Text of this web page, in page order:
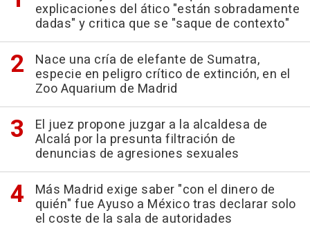
explicaciones del ático "están sobradamente
dadas" y critica que se "saque de contexto"
Nace una cría de elefante de Sumatra,
especie en peligro crítico de extinción, en el
Zoo Aquarium de Madrid
El juez propone juzgar a la alcaldesa de
Alcalá por la presunta filtración de
denuncias de agresiones sexuales
Más Madrid exige saber "con el dinero de
quién" fue Ayuso a México tras declarar solo
el coste de la sala de autoridades